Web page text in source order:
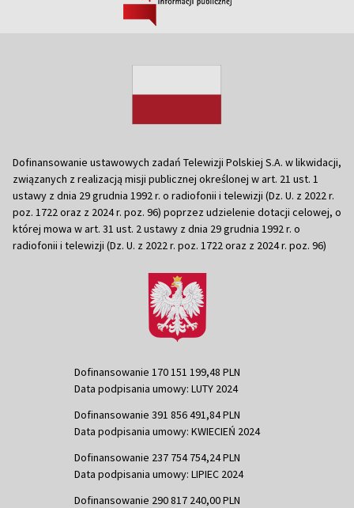
Dofinansowanie ustawowych zadań Telewizji Polskiej S.A. w likwidacji,
związanych z realizacją misji publicznej określonej w art. 21 ust. 1
ustawy z dnia 29 grudnia 1992 r. o radiofonii i telewizji (Dz. U. z 2022 r.
poz. 1722 oraz z 2024 r. poz. 96) poprzez udzielenie dotacji celowej, o
której mowa w art. 31 ust. 2 ustawy z dnia 29 grudnia 1992 r. o
radiofonii i telewizji (Dz. U. z 2022 r. poz. 1722 oraz z 2024 r. poz. 96)
Dofinansowanie 170 151 199,48 PLN
Data podpisania umowy: LUTY 2024
Dofinansowanie 391 856 491,84 PLN
Data podpisania umowy: KWIECIEŃ 2024
Dofinansowanie 237 754 754,24 PLN
Data podpisania umowy: LIPIEC 2024
Dofinansowanie 290 817 240,00 PLN